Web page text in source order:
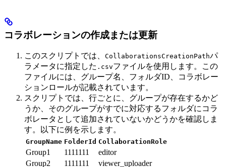
コラボレーションの作成または更新
このスクリプトでは、 CollaborationsCreationPathパ
ラメータに指定した .csvファイルを使用します。この
ファイルには、グループ名、フォルダID、コラボレー
ションロールが記載されています。
スクリプトでは、行ごとに、グループが存在するかど
うか、そのグループがすでに対応するフォルダにコラ
ボレータとして追加されていないかどうかを確認しま
す。以下に例を示します。
GroupName FolderId CollaborationRole
Group1 1111111
editor
Group2
1111111
viewer_uploader